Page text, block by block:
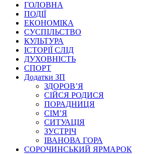
ГОЛОВНА
ПОДІЇ
ЕКОНОМІКА
СУСПІЛЬСТВО
КУЛЬТУРА
ІСТОРІЇ СЛІД
ДУХОВНІСТЬ
СПОРТ
Додатки ЗП
ЗДОРОВ’Я
СІЙСЯ РОДИСЯ
ПОРАДНИЦЯ
СІМ’Я
СИТУАЦІЯ
ЗУСТРІЧ
ІВАНОВА ГОРА
СОРОЧИНСЬКИЙ ЯРМАРОК